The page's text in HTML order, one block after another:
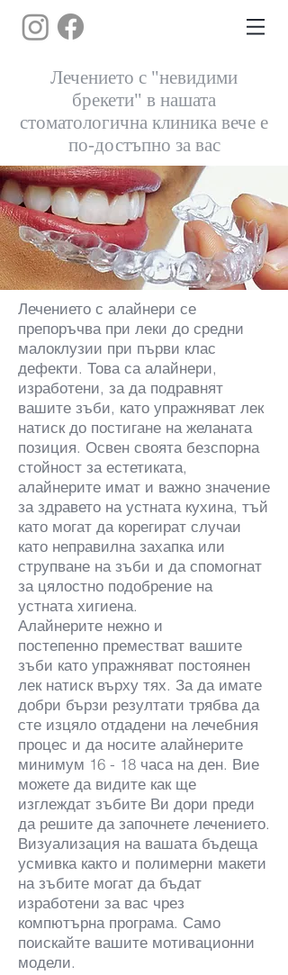
Лечението с "невидими
брекети" в нашата
стоматологична клиника вече е
по-достъпно за вас
Лечението с алайнери се
препоръчва при леки до средни
малоклузии при първи клас
дефекти. Това са алайнери,
изработени, за да подравнят
вашите зъби, като упражняват лек
натиск до постигане на желаната
позиция. Освен своята безспорна
стойност за естетиката,
алайнерите имат и важно значение
за здравето на устната кухина, тъй
като могат да корегират случаи
като неправилна захапка или
струпване на зъби и да спомогнат
за цялостно подобрение на
устната хигиена.
Алайнерите нежно и
постепенно преместват вашите
зъби като упражняват постоянен
лек натиск върху тях. За да имате
добри бързи резултати трябва да
сте изцяло отдадени на лечебния
процес и да носите алайнерите
минимум 16 - 18 часа на ден. Вие
можете да видите как ще
изглеждат зъбите Ви дори преди
да решите да започнете лечението.
Визуализация на вашата бъдеща
усмивка както и полимерни макети
на зъбите могат да бъдат
изработени за вас чрез
компютърна програма. Само
поискайте вашите мотивационни
модели.